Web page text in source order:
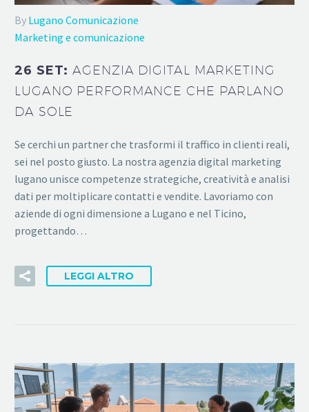
By Lugano Comunicazione
Marketing e comunicazione
26 SET:AGENZIA DIGITAL MARKETING
LUGANO PERFORMANCE CHE PARLANO
DA SOLE
Se cerchi un partner che trasformi il traffico in clienti reali,
sei nel posto giusto. La nostra agenzia digital marketing
lugano unisce competenze strategiche, creatività e analisi
dati per moltiplicare contatti e vendite. Lavoriamo con
aziende di ogni dimensione a Lugano e nel Ticino,
progettando…
LEGGI ALTRO